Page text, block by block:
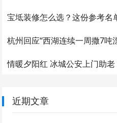
宝坻装修怎么选？这份参考名
杭州回应“西湖连续一周撒7吨
情暖夕阳红 冰城公安上门助
近期文章